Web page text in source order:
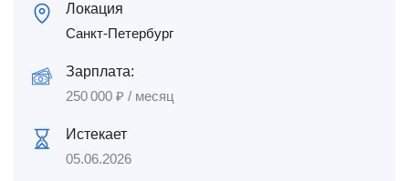
Локация
Санкт-Петербург
Зарплата:
250 000 ₽ / месяц
Истекает
05.06.2026